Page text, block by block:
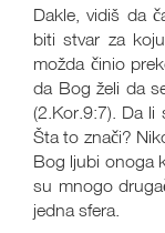
Dakle, vidiš da
biti stvar za
možda činio
da Bog želi da
(2.Kor.9:7). Da li
Šta to znači?
Bog ljubi onoga
su mnogo
jedna sfera.